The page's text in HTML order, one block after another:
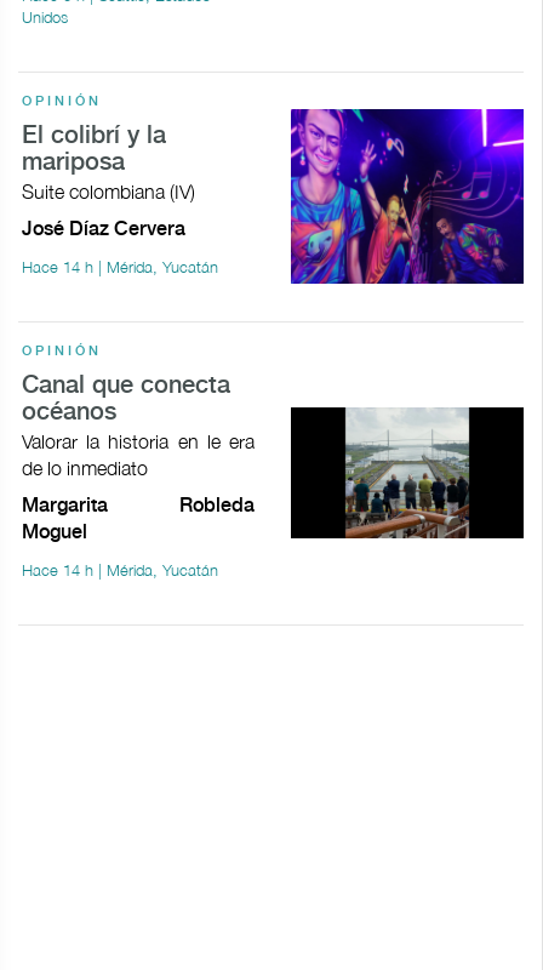
Unidos
OPINIÓN
El colibrí y la
mariposa
Suite colombiana (IV)
José Díaz Cervera
Hace 14 h | Mérida, Yucatán
OPINIÓN
Canal que conecta
océanos
Valorar la historia en le era
de lo inmediato
Margarita Robleda
Moguel
Hace 14 h | Mérida, Yucatán